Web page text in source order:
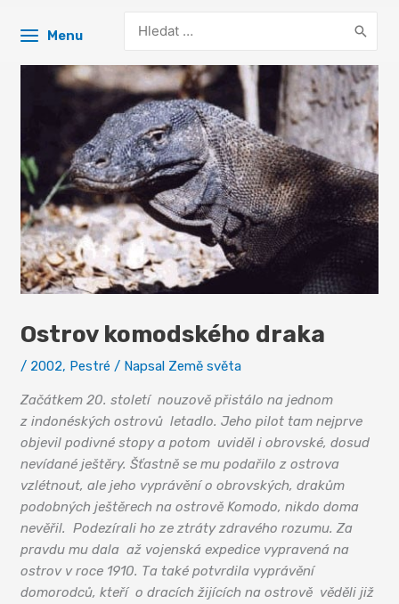
Menu
for:
Ostrov komodského draka
/ 2002, Pestré / Napsal Země světa
Začátkem 20. století nouzově přistálo na jednom
z indonéských ostrovů letadlo. Jeho pilot tam nejprve
objevil podivné stopy a potom uviděl i obrovské, dosud
nevídané ještěry. Šťastně se mu podařilo z ostrova
vzlétnout, ale jeho vyprávění o obrovských, drakům
podobných ještěrech na ostrově Komodo, nikdo doma
nevěřil. Podezírali ho ze ztráty zdravého rozumu. Za
pravdu mu dala až vojenská expedice vypravená na
ostrov v roce 1910. Ta také potvrdila vyprávění
domorodců, kteří o dracích žijících na ostrově věděli již